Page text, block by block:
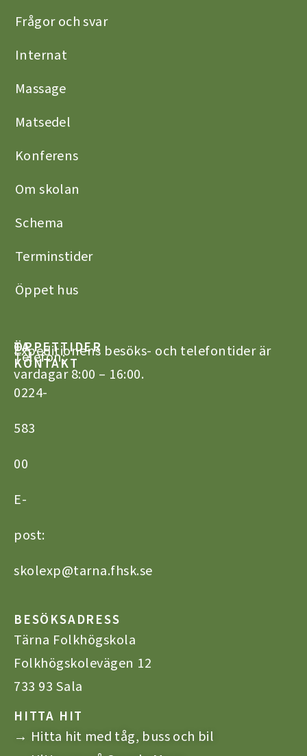
Frågor och svar
Internat
Massage
Matsedel
Konferens
Om skolan
Schema
Terminstider
Öppet hus
TA
KONTAKT
Telefon:
0224-
583
00
E-
post:
skolexp@tarna.fhsk.se
ÖPPETTIDER
Expeditionens besöks- och telefontider är
vardagar 8:00 – 16:00.
BESÖKSADRESS
Tärna Folkhögskola
Folkhögskolevägen 12
733 93 Sala
HITTA HIT
→ Hitta hit med tåg, buss och bil